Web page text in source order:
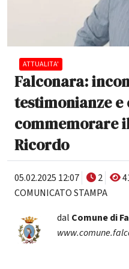
ATTUALITA'
Falconara:
testimonianze
commemorare
Ricordo
05.02.2025 12:07 2
COMUNICATO STAMPA
dal Comune di